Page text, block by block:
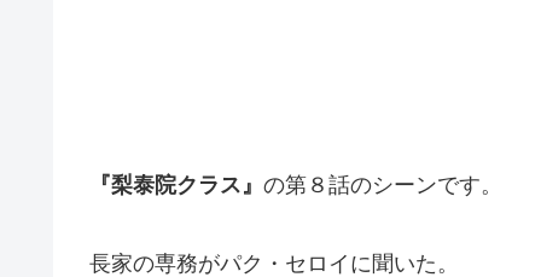
『梨泰院クラス』 の第８話のシーンです。
長家の専務がパク・セロイに聞いた。